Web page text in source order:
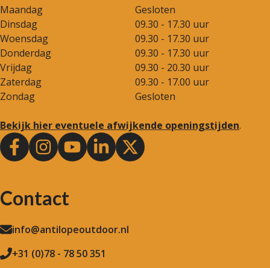
Maandag
Gesloten
Dinsdag
09.30 - 17.30 uur
Woensdag
09.30 - 17.30 uur
Donderdag
09.30 - 17.30 uur
Vrijdag
09.30 - 20.30 uur
Zaterdag
09.30 - 17.00 uur
Zondag
Gesloten
Bekijk hier eventuele afwijkende openingstijden.
Contact
info@antilopeoutdoor.nl
+31 (0)78 - 78 50 351